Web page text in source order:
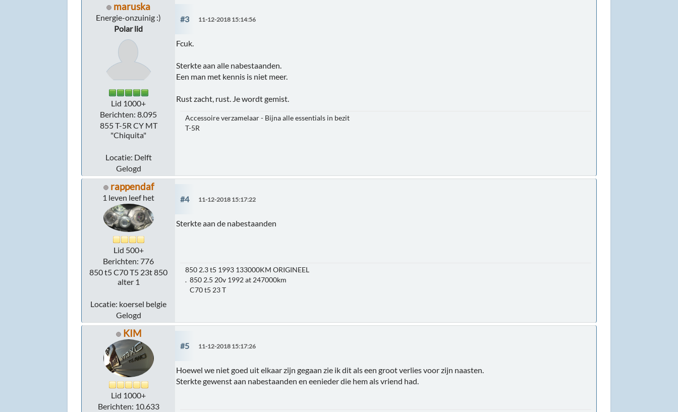
maruska
Energie-onzuinig :)
Polar lid
Lid 1000+
Berichten: 8.095
855 T-5R CY MT
"Chiquita"
Locatie: Delft
Gelogd
#3 11-12-2018 15:14:56
Fcuk.
Sterkte aan alle nabestaanden.
Een man met kennis is niet meer.
Rust zacht, rust. Je wordt gemist.
Accessoire verzamelaar - Bijna alle essentials in bezit
T-5R
rappendaf
1 leven leef het
Lid 500+
Berichten: 776
850 t5 C70 T5 23t 850
alter 1
Locatie: koersel belgie
Gelogd
#4 11-12-2018 15:17:22
Sterkte aan de nabestaanden
850 2.3 t5 1993 133000KM ORIGINEEL
. 850 2.5 20v 1992 at 247000km
C70 t5 23 T
KIM
Lid 1000+
Berichten: 10.633
#5 11-12-2018 15:17:26
Hoewel we niet goed uit elkaar zijn gegaan zie ik dit als een groot verlies voor zijn naasten.
Sterkte gewenst aan nabestaanden en eenieder die hem als vriend had.